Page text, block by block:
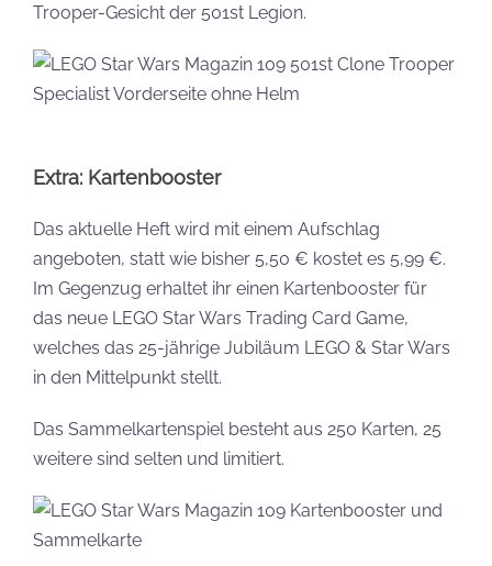
Trooper-Gesicht der 501st Legion.
Extra: Kartenbooster
Das aktuelle Heft wird mit einem Aufschlag
angeboten, statt wie bisher 5,50 € kostet es 5,99 €.
Im Gegenzug erhaltet ihr einen Kartenbooster für
das neue LEGO Star Wars Trading Card Game,
welches das 25-jährige Jubiläum LEGO & Star Wars
in den Mittelpunkt stellt.
Das Sammelkartenspiel besteht aus 250 Karten, 25
weitere sind selten und limitiert.